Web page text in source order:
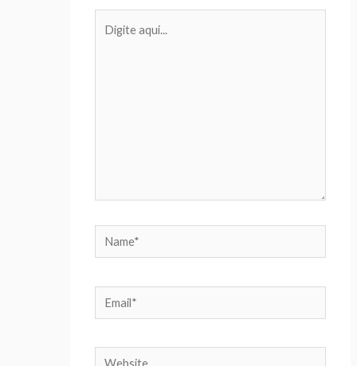
aqui...
Name*
Email*
Website